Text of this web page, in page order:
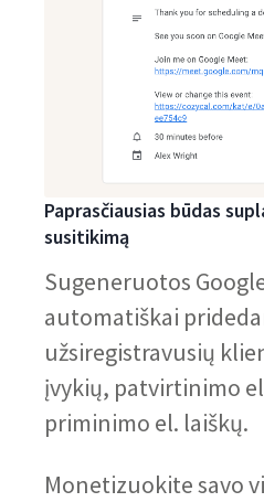
Paprasčiausias būdas
susitikimą
Sugeneruotos
automatiškai
užsiregistravusių
įvykių, patvirtinimo
priminimo el. laiškų.
Monetizuokite savo